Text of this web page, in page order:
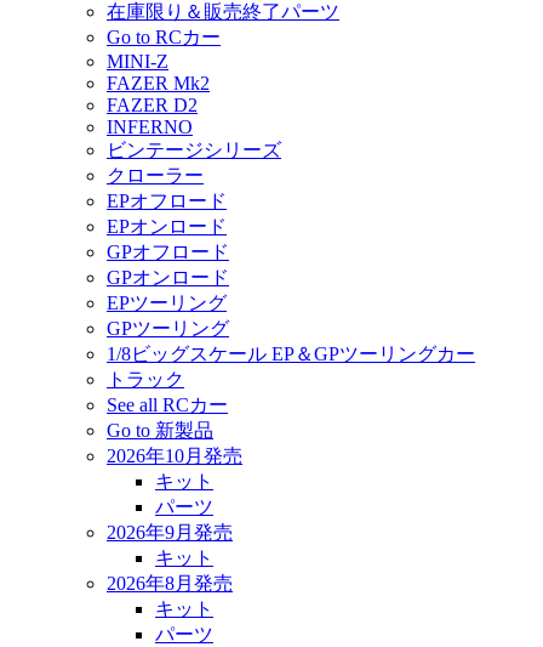
在庫限り＆販売終了パーツ
Go to RCカー
MINI-Z
FAZER Mk2
FAZER D2
INFERNO
ビンテージシリーズ
クローラー
EPオフロード
EPオンロード
GPオフロード
GPオンロード
EPツーリング
GPツーリング
1/8ビッグスケール EP＆GPツーリングカー
トラック
See all RCカー
Go to 新製品
2026年10月発売
キット
パーツ
2026年9月発売
キット
2026年8月発売
キット
パーツ